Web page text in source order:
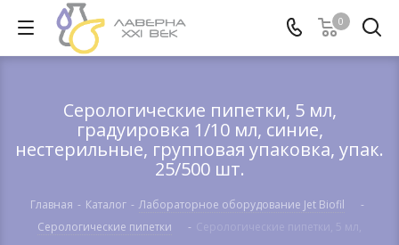
0
Серологические пипетки, 5 мл,
градуировка 1/10 мл, синие,
нестерильные, групповая упаковка, упак.
25/500 шт.
Главная - Каталог - Лабораторное оборудование Jet Biofil
-
Серологические пипетки
-